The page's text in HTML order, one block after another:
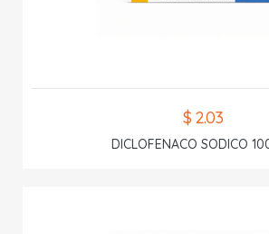
$ 2.03
DICLOFENACO SODICO